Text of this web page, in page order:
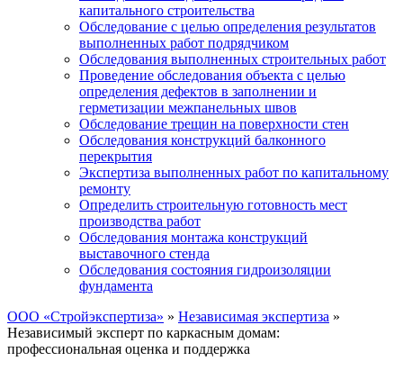
капитального строительства
Обследование с целью определения результатов
выполненных работ подрядчиком
Обследования выполненных строительных работ
Проведение обследования объекта с целью
определения дефектов в заполнении и
герметизации межпанельных швов
Обследование трещин на поверхности стен
Обследования конструкций балконного
перекрытия
Экспертиза выполненных работ по капитальному
ремонту
Определить строительную готовность мест
производства работ
Обследования монтажа конструкций
выставочного стенда
Обследования состояния гидроизоляции
фундамента
ООО «Стройэкспертиза» » Независимая экспертиза »
Независимый эксперт по каркасным домам:
профессиональная оценка и поддержка